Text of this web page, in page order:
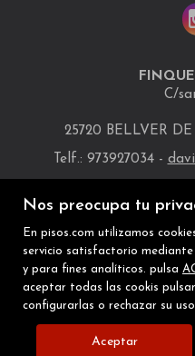
Nos preocupa tu
En pisos.com utilizamos
servicio satisfactorio mediante
y para fines analíticos. pulsa
aceptar todas las cookis
configurarlas o rechazar su
Aceptar
C/
25720 BELLVER
Telf.: 973927034 -
INMUEBLES DESTACADOS
POLÍTICA